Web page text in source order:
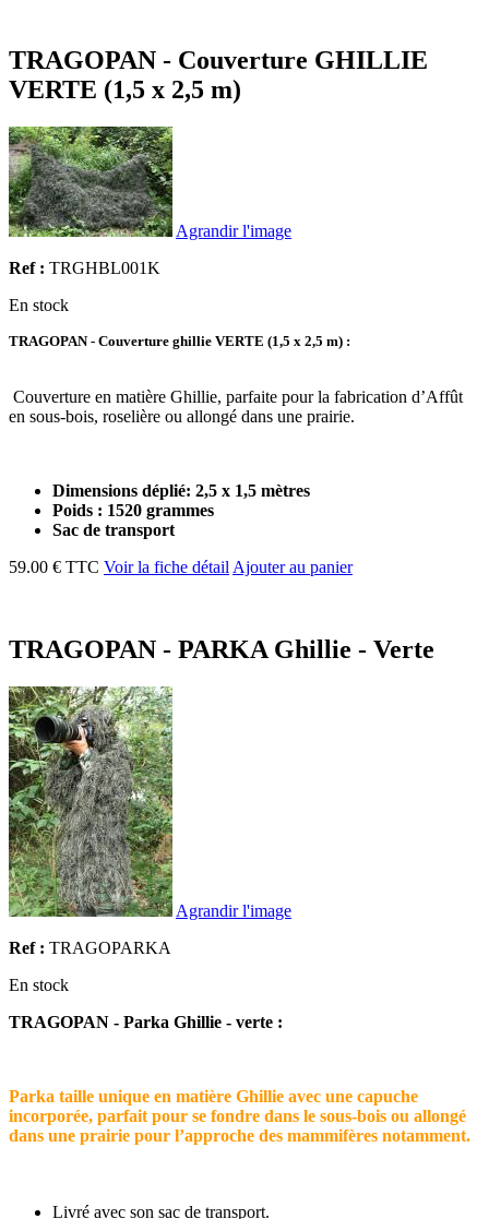
TRAGOPAN - Couverture GHILLIE
VERTE (1,5 x 2,5 m)
Agrandir l'image
Ref : TRGHBL001K
En stock
TRAGOPAN - Couverture ghillie VERTE (1,5 x 2,5 m) :
Couverture en matière Ghillie, parfaite pour la fabrication d’Affût
en sous-bois, roselière ou allongé dans une prairie.
Dimensions déplié: 2,5 x 1,5 mètres
Poids : 1520 grammes
Sac de transport
59.00 € TTC Voir la fiche détail Ajouter au panier
TRAGOPAN - PARKA Ghillie - Verte
Agrandir l'image
Ref : TRAGOPARKA
En stock
TRAGOPAN - Parka Ghillie - verte :
Parka taille unique en matière Ghillie avec une capuche
incorporée, parfait pour se fondre dans le sous-bois ou allongé
dans une prairie pour l’approche des mammifères notamment.
Livré avec son sac de transport.